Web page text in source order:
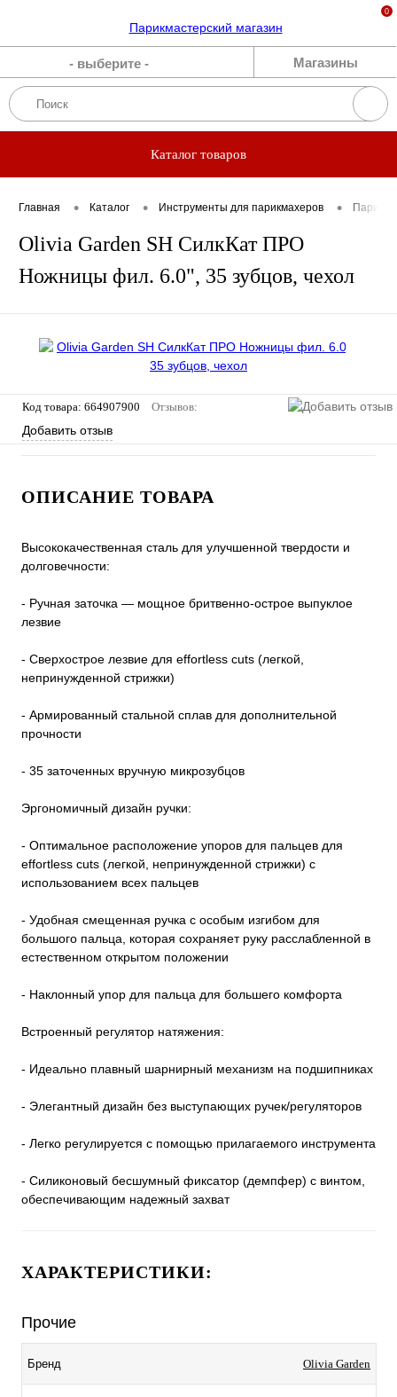
- выберите - Магазины
0
Бренды
Акции
эфиры
О нас
Каталог товаров
Главная • Каталог • Инструменты для парикмахеров •
Olivia Garden SH СилкКат ПРО
Ножницы фил. 6.0", 35 зубцов, чехол
Код товара: 664907900 Отзывов:
Добавить отзыв
ОПИСАНИЕ ТОВАРА
Высококачественная сталь для улучшенной твердости и
долговечности:
- Ручная заточка — мощное бритвенно-острое выпуклое
лезвие
- Сверхострое лезвие для effortless cuts (легкой,
непринужденной стрижки)
- Армированный стальной сплав для дополнительной
прочности
- 35 заточенных вручную микрозубцов
Эргономичный дизайн ручки:
- Оптимальное расположение упоров для пальцев для
effortless cuts (легкой, непринужденной стрижки) с
использованием всех пальцев
- Удобная смещенная ручка с особым изгибом для
большого пальца, которая сохраняет руку расслабленной в
естественном открытом положении
- Наклонный упор для пальца для большего комфорта
Встроенный регулятор натяжения:
- Идеально плавный шарнирный механизм на подшипниках
- Элегантный дизайн без выступающих ручек/регуляторов
- Легко регулируется с помощью прилагаемого инструмента
- Силиконовый бесшумный фиксатор (демпфер) с винтом,
обеспечивающим надежный захват
ХАРАКТЕРИСТИКИ:
Прочие
Бренд Olivia Garden